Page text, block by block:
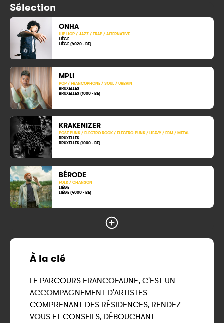
Sélection
ONHA
HIP HOP / JAZZ / TRAP / ALTERNATIVE
LIÈGE
LIÈGE (4020 - BE)
MPLI
POP / FRANCOPHONE / SOUL / URBAIN
BRUXELLES
BRUXELLES (1000 - BE)
KRAKENIZER
POST-PUNK / ELECTRO ROCK / ELECTRO-PUNK / HEAVY / EBM / METAL
BRUXELLES
BRUXELLES (1000 - BE)
BÉRODE
FOLK / CHANSON
LIÈGE
LIÈGE (4000 - BE)
À la clé
LE PARCOURS FRANCOFAUNE, C'EST UN
ACCOMPAGNEMENT D'ARTISTES
COMPRENANT DES RÉSIDENCES, RENDEZ-
VOUS ET CONSEILS, DÉBOUCHANT